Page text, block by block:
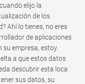
elijo la
de los
Ahí lo tienes, no eres
de aplicaciones
su empresa, estoy
a que estos datos
descubrir esta loca
sus datos, su